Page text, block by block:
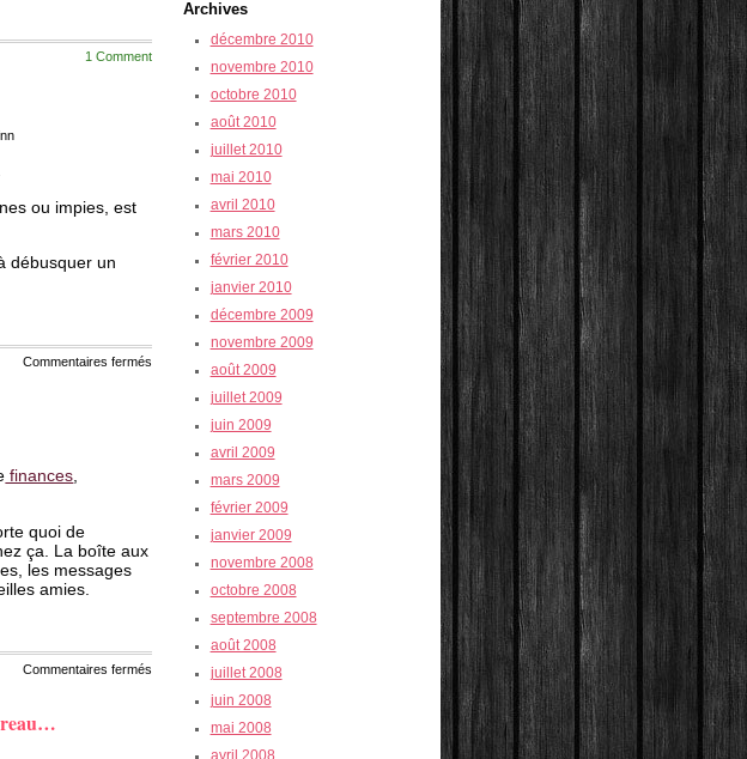
1 Comment
ou impies, est
débusquer un
Commentaires ferméssur
Croisade
finances
quoi de
ça. La boîte aux
les messages
amies.
Commentaires ferméssur
process
Archives
décembre 2010
novembre 2010
octobre 2010
août 2010
juillet 2010
mai 2010
avril 2010
mars 2010
février 2010
janvier 2010
décembre 2009
novembre 2009
août 2009
juillet 2009
juin 2009
avril 2009
mars 2009
février 2009
janvier 2009
novembre 2008
octobre 2008
septembre 2008
août 2008
juillet 2008
juin 2008
mai 2008
avril 2008